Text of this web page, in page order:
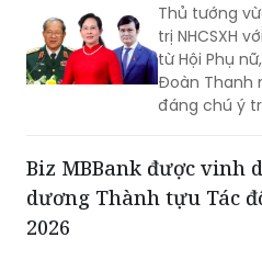
Thủ tướng
trị NHCSXH
từ Hội Phụ
Đoàn Thanh
đáng chú ý
Biz MBBank được vinh
dương Thành tựu Tác
2026